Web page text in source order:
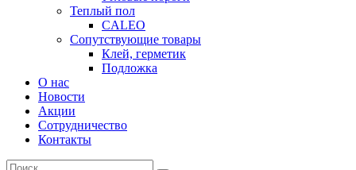
Теплый пол
CALEO
Сопутствующие товары
Клей, герметик
Подложка
О нас
Новости
Акции
Сотрудничество
Контакты